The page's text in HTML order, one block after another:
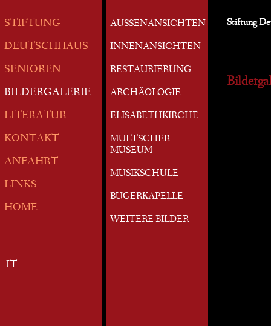
STIFTUNG
DEUTSCHHAUS
SENIOREN
BILDERGALERIE
LITERATUR
KONTAKT
ANFAHRT
LINKS
HOME
IT
AUSSENANSICHTEN
INNENANSICHTEN
RESTAURIERUNG
ARCHÄOLOGIE
ELISABETHKIRCHE
MULTSCHER
MUSEUM
MUSIKSCHULE
BÜGERKAPELLE
WEITERE BILDER
Stiftung